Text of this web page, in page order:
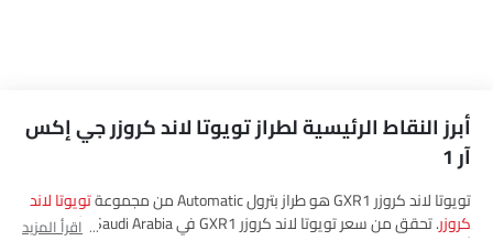
أبرز النقاط الرئيسية لطراز تويوتا لاند كروزر جي إكس
آر 1
تويوتا لاند كروزر GXR1 هو طراز بترول Automatic من مجموعة
تويوتا لاند
كروزر
. تحقق من سعر تويوتا لاند كروزر GXR1 في Saudi Arabia. شاهد
اقرأ المزيد